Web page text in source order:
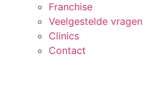
Franchise
Veelgestelde vragen
Clinics
Contact